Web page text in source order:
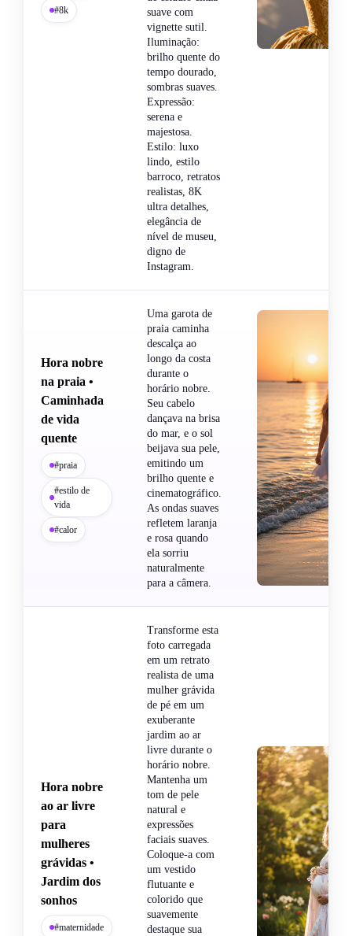
#8k
suave com
vignette sutil.
Iluminação:
brilho quente do
tempo dourado,
sombras suaves.
Expressão:
serena e
majestosa.
Estilo: luxo
lindo, estilo
barroco, retratos
realistas, 8K
ultra detalhes,
elegância de
nível de museu,
digno de
Instagram.
Hora nobre
na praia •
Caminhada
de vida
quente
#praia
#estilo de
vida
#calor
Uma garota de
praia caminha
descalça ao
longo da costa
durante o
horário nobre.
Seu cabelo
dançava na brisa
do mar, e o sol
beijava sua pele,
emitindo um
brilho quente e
cinematográfico.
As ondas suaves
refletem laranja
e rosa quando
ela sorriu
naturalmente
para a câmera.
Hora nobre
ao ar livre
para
mulheres
grávidas •
Jardim dos
sonhos
#maternidade
Transforme esta
foto carregada
em um retrato
realista de uma
mulher grávida
de pé em um
exuberante
jardim ao ar
livre durante o
horário nobre.
Mantenha um
tom de pele
natural e
expressões
faciais suaves.
Coloque-a com
um vestido
flutuante e
colorido que
suavemente
destaque sua